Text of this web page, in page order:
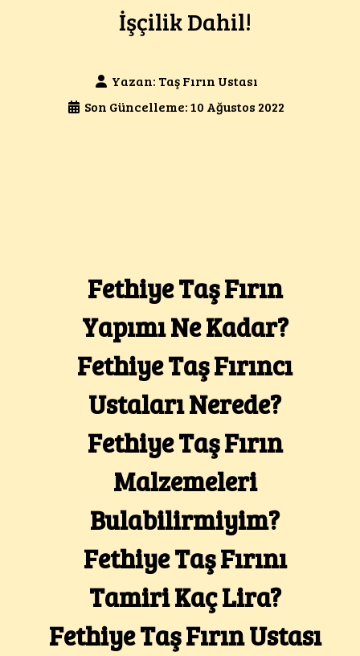
İşçilik Dahil!
Yazan: Taş Fırın Ustası
Son Güncelleme: 10 Ağustos 2022
Fethiye Taş Fırın
Yapımı Ne Kadar?
Fethiye Taş Fırıncı
Ustaları Nerede?
Fethiye Taş Fırın
Malzemeleri
Bulabilirmiyim?
Fethiye Taş Fırını
Tamiri Kaç Lira?
Fethiye Taş Fırın Ustası